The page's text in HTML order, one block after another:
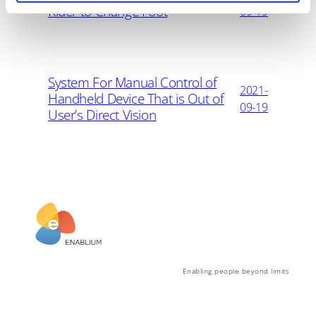
Rider to Change Foot
09-19
System For Manual Control of
Handheld Device That is Out of
User’s Direct Vision
2021-
09-19
Enabling people beyond limits